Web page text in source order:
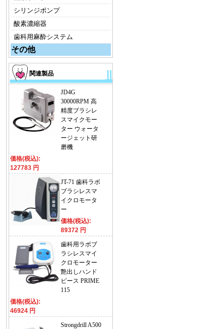
シリンジポンプ
酸素濃縮器
歯科用麻酔システム
その他
関連製品
JD4G
30000RPM 高
精度ブラシレ
スマイクモー
ター ウォータ
ージェット研
磨機
価格(税込):
127783 円
JT-71 歯科ラボ
ブラシレスマ
イクロモータ
ー
価格(税込):
89372 円
歯科用ラボブ
ラシレスマイ
クロモーター
艶出しハンド
ピース PRIME
115
価格(税込):
46924 円
Strongdrill A500